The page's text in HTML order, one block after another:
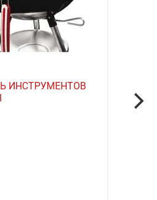
ИНСТРУМЕНТОВ